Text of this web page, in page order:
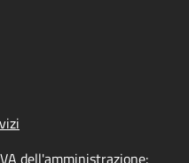
dell'amministrazione: